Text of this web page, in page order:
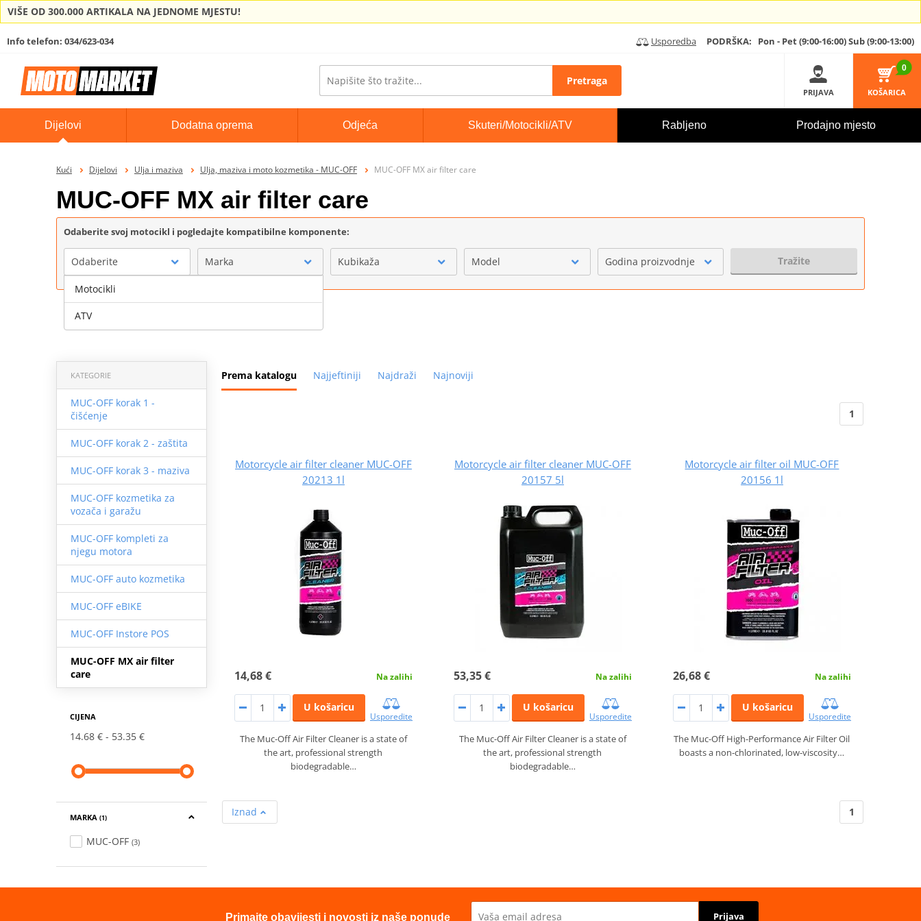
VIŠE OD 300.000 ARTIKALA NA JEDNOME MJESTU!
Info telefon: 034/623-034 Usporedba PODRŠKA: Pon - Pet (9:00-16:00)Sub (9:00-13:00)
Pretraga
PRIJAVA
0
KOŠARICA
Dijelovi Dodatna oprema Odjeća Skuteri/Motocikli/ATV Rabljeno Prodajno mjesto
Kući Dijelovi Ulja i maziva Ulja, maziva i moto kozmetika - MUC-OFF MUC-OFF MX air filter care
MUC-OFF MX air filter care
Odaberite svoj motocikl i pogledajte kompatibilne komponente:
Odaberite Marka Kubikaža Model Godina proizvodnje Tražite
Prema katalogu Najjeftiniji Najdraži Najnoviji
KATEGORIE
MUC-OFF korak 1 -
čišćenje
MUC-OFF korak 2 - zaštita
MUC-OFF korak 3 - maziva
MUC-OFF kozmetika za
vozača i garažu
MUC-OFF kompleti za
njegu motora
MUC-OFF auto kozmetika
MUC-OFF eBIKE
MUC-OFF Instore POS
MUC-OFF MX air filter
care
CIJENA
14.68 € 53.35 €
MARKA (1)
MUC-OFF (3)
1
Motorcycle air filter cleaner MUC-OFF
20213 1l
14,68 € Na zalihi
U košaricu
Usporedite
The Muc-Off Air Filter Cleaner is a state of
the art, professional strength
biodegradable…
Motorcycle air filter cleaner MUC-OFF
20157 5l
53,35 € Na zalihi
U košaricu
Usporedite
The Muc-Off Air Filter Cleaner is a state of
the art, professional strength
biodegradable…
Motorcycle air filter oil MUC-OFF
20156 1l
26,68 € Na zalihi
U košaricu
Usporedite
The Muc-Off High-Performance Air Filter Oil
boasts a non-chlorinated, low-viscosity…
1
Iznad
Primajte obavijesti i novosti iz naše ponude Prijava
Motocikli
ATV